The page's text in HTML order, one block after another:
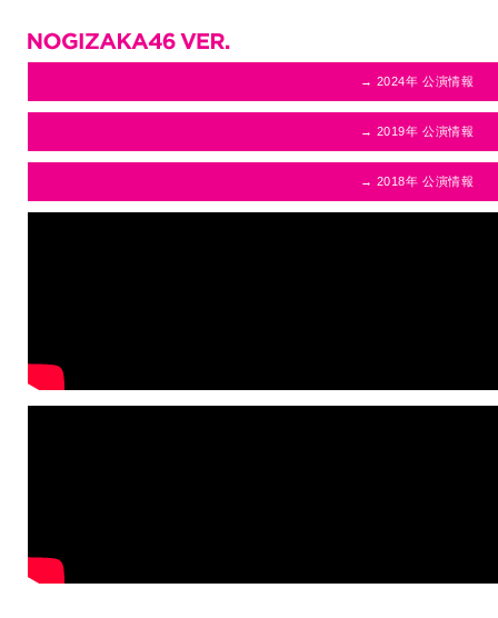
→ 2024年 公演情報
→ 2019年 公演情報
→ 2018年 公演情報